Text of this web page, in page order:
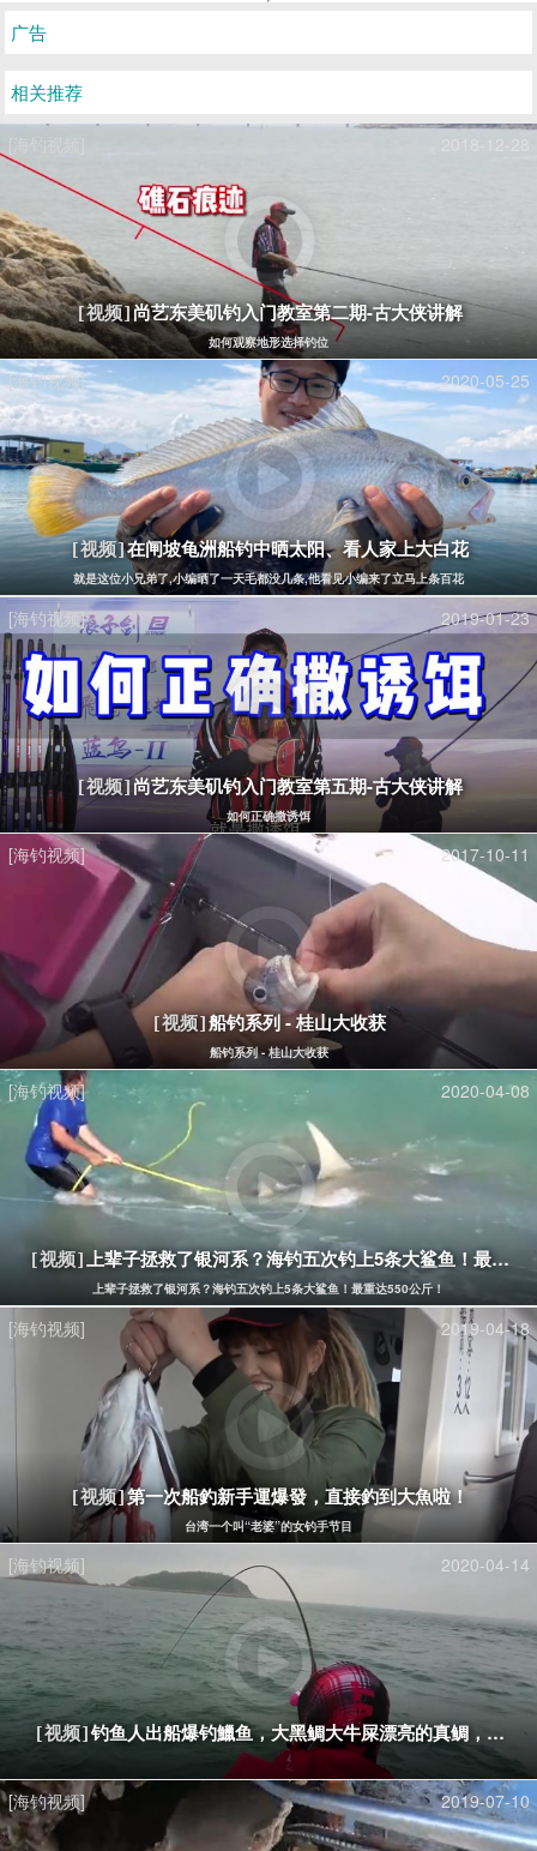
广告
相关推荐
[海钓视频]
[视频]尚艺东美矶钓入门教室第二期-古大侠讲解
如何观察地形选择钓位
[海钓视频] 2020-05-25
[视频]在闸坡龟洲船钓中晒太阳、看人家上大白花
就是这位小兄弟了,小编晒了一天毛都没几条,他看见小编来了立马上条百花
[海钓视频] 2019-01-23
[视频]尚艺东美矶钓入门教室第五期-古大侠讲解
如何正确撒诱饵
[海钓视频] 2017-10-11
[视频]船钓系列 - 桂山大收获
船钓系列 - 桂山大收获
[海钓视频] 2020-04-08
[视频]上辈子拯救了银河系？海钓五次钓上5条大鲨鱼！最重达
上辈子拯救了银河系？海钓五次钓上5条大鲨鱼！最重达550公斤！
[海钓视频] 2019-04-18
[视频]第一次船釣新手運爆發，直接釣到大魚啦！
台湾一个叫“老婆”的女钓手节目
[海钓视频] 2020-04-14
[视频]钓鱼人出船爆钓鱲鱼，大黑鲷大牛屎漂亮的真鲷，渔获
[海钓视频] 2019-07-10